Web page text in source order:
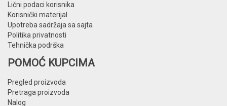
Lični podaci korisnika
Korisnički materijal
Upotreba sadržaja sa sajta
Politika privatnosti
Tehnička podrška
POMOĆ KUPCIMA
Pregled proizvoda
Pretraga proizvoda
Nalog